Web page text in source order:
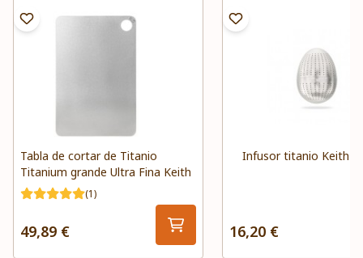
Tabla de cortar de Titanio
Titanium grande Ultra Fina Keith
(1)
49,89 €
Infusor titanio Keith
16,20 €